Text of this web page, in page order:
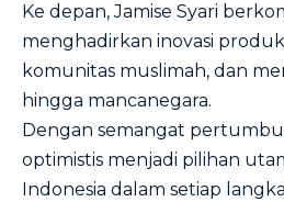
Ke depan, Jamise Syari
menghadirkan inovasi
komunitas muslimah, dan
hingga mancanegara.
Dengan semangat
optimistis menjadi pilihan
Indonesia dalam setiap